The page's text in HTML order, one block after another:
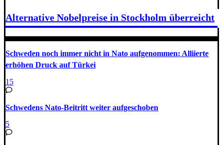
Alternative Nobelpreise in Stockholm überreicht
Schweden noch immer nicht in Nato aufgenommen: Alliierte
erhöhen Druck auf Türkei
15
Schwedens Nato-Beitritt weiter aufgeschoben
5